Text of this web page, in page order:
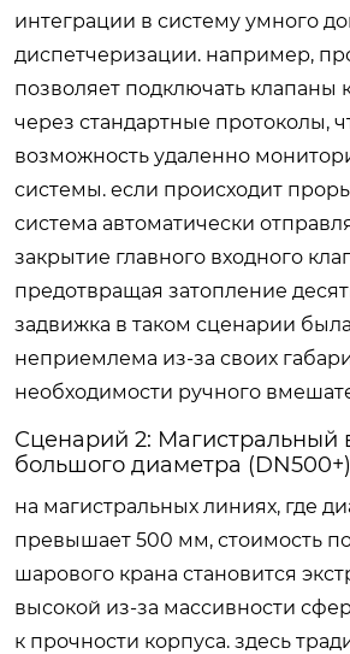
интеграции в систему умного
диспетчеризации. например,
позволяет подключать клапаны
через стандартные протоколы,
возможность удаленно
системы. если происходит
система автоматически
закрытие главного входного
предотвращая затопление
задвижка в таком сценарии
неприемлема из-за своих
необходимости ручного
Сценарий 2: Магистральный
большого диаметра (DN500+)
на магистральных линиях, где
превышает 500 мм, стоимость
шарового крана становится
высокой из-за массивности
к прочности корпуса. здесь